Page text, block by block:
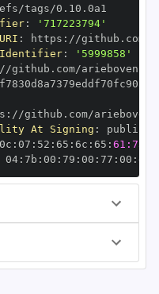
:
'717223794'
: https :
Identifier:
'5999858'
:
At Signing :
: 07 : 52 : 65 : 6c : 65 :
04: 7b : 00 : 79 : 00 : 77 : 00 : dd